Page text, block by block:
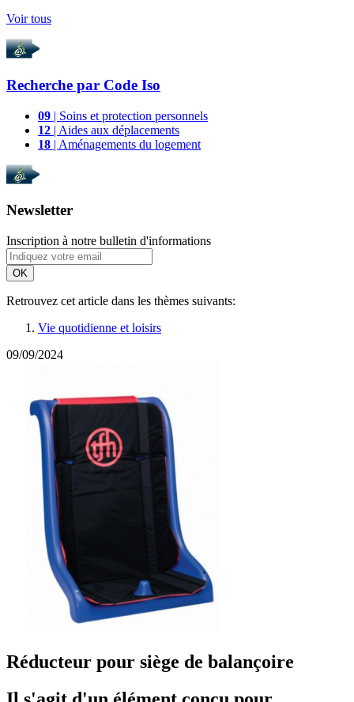
Voir tous
Recherche par Code Iso
09 | Soins et protection personnels
12 | Aides aux déplacements
18 | Aménagements du logement
Newsletter
Inscription à notre bulletin d'informations
OK
Retrouvez cet article dans les thèmes suivants:
Vie quotidienne et loisirs
09/09/2024
Réducteur pour siège de balançoire